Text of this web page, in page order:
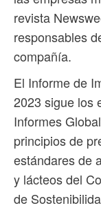
revista
responsables
compañía.
El Informe de
2023 sigue los
Informes
principios de
estándares de
y lácteos del
de